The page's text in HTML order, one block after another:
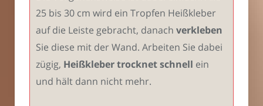
25 bis 30 cm wird ein Tropfen Heißkleber
auf die Leiste gebracht, danach verkleben
Sie diese mit der Wand. Arbeiten Sie dabei
zügig, Heißkleber trocknet schnell ein
und hält dann nicht mehr.